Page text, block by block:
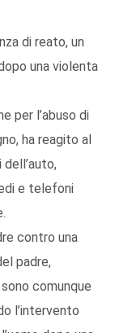
di reato, un
una violenta
per l’abuso di
ha reagito al
e telefoni
contro una
padre,
comunque
l’intervento